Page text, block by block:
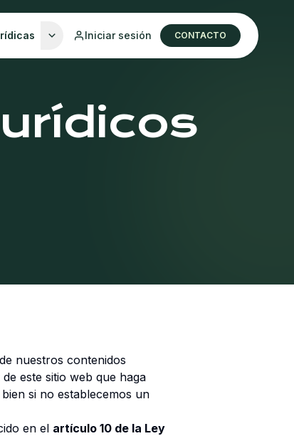
Iniciar sesión CONTACTO
nuestros contenidos
este sitio web que haga
si no establecemos un
en el artículo 10 de la Ley